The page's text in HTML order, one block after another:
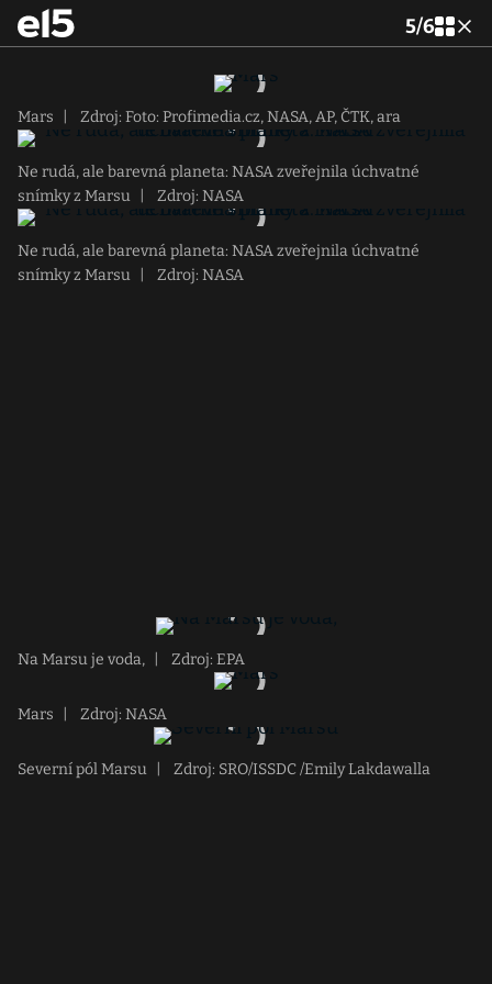
5/6
Mars Zdroj: Foto: Profimedia.cz, NASA, AP, ČTK, ara
Ne rudá, ale barevná planeta: NASA zveřejnila úchvatné
snímky z Marsu
Zdroj: NASA
Ne rudá, ale barevná planeta: NASA zveřejnila úchvatné
snímky z Marsu
Zdroj: NASA
Na Marsu je voda, Zdroj: EPA
Mars Zdroj: NASA
Severní pól Marsu Zdroj: SRO/ISSDC /Emily Lakdawalla